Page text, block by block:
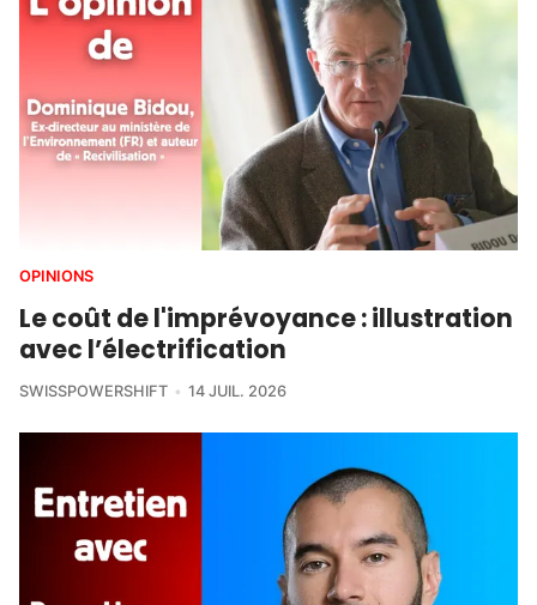
OPINIONS
Le coût de l'imprévoyance : illustration
avec l’électrification
SWISSPOWERSHIFT 14 JUIL. 2026